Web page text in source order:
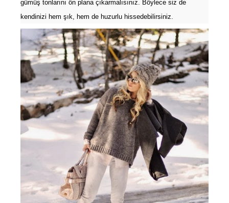
gümüş tonlarını ön plana çıkarmalısınız. Böylece siz de
kendinizi hem şık, hem de huzurlu hissedebilirsiniz.